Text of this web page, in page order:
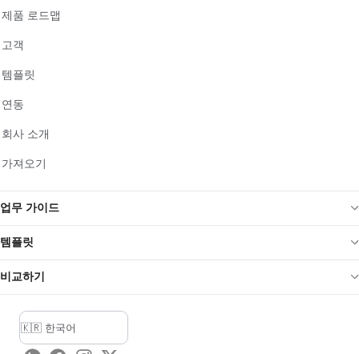
제품 로드맵
고객
템플릿
연동
회사 소개
가져오기
업무 가이드
템플릿
비교하기